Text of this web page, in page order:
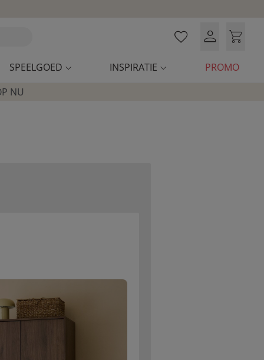
SPEELGOED INSPIRATIE
PROMO
NU